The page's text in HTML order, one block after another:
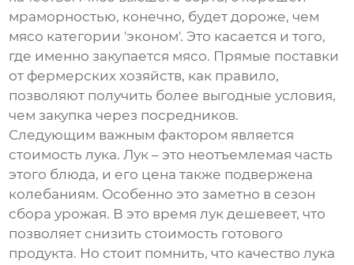
мраморностью, конечно, будет дороже, чем
мясо категории 'эконом'. Это касается и того,
где именно закупается мясо. Прямые поставки
от фермерских хозяйств, как правило,
позволяют получить более выгодные условия,
чем закупка через посредников.
Следующим важным фактором является
стоимостьлука. Лук – это неотъемлемая часть
этого блюда, и его цена также подвержена
колебаниям. Особенно это заметно в сезон
сбора урожая. В это время лук дешевеет, что
позволяет снизить стоимость готового
продукта. Но стоит помнить, что качество лука